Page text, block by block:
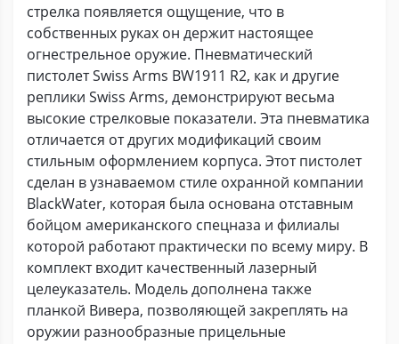
стрелка появляется ощущение, что в
собственных руках он держит настоящее
огнестрельное оружие. Пневматический
пистолет Swiss Arms BW1911 R2, как и другие
реплики Swiss Arms, демонстрируют весьма
высокие стрелковые показатели. Эта пневматика
отличается от других модификаций своим
стильным оформлением корпуса. Этот пистолет
сделан в узнаваемом стиле охранной компании
BlackWater, которая была основана отставным
бойцом американского спецназа и филиалы
которой работают практически по всему миру. В
комплект входит качественный лазерный
целеуказатель. Модель дополнена также
планкой Вивера, позволяющей закреплять на
оружии разнообразные прицельные